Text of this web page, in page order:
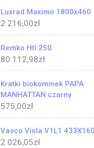
Luxrad Maximo 1800x460
2 216,00zł
Remko Htl 250
80 112,98zł
Kratki biokominek PAPA
MANHATTAN czarny
575,00zł
Vasco Viola V1L1
2 026,05zł